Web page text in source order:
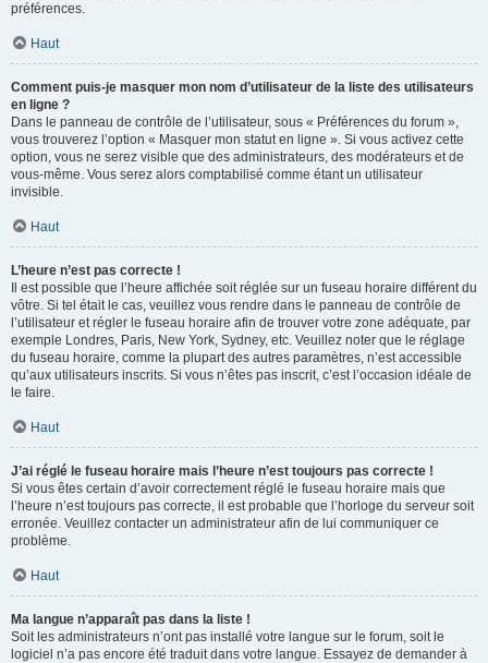
préférences.
Haut
Comment puis-je masquer mon nom d’utilisateur de la liste des utilisateurs
en ligne ?
Dans le panneau de contrôle de l’utilisateur, sous « Préférences du forum »,
vous trouverez l’option « Masquer mon statut en ligne ». Si vous activez cette
option, vous ne serez visible que des administrateurs, des modérateurs et de
vous-même. Vous serez alors comptabilisé comme étant un utilisateur
invisible.
Haut
L’heure n’est pas correcte !
Il est possible que l’heure affichée soit réglée sur un fuseau horaire différent du
vôtre. Si tel était le cas, veuillez vous rendre dans le panneau de contrôle de
l’utilisateur et régler le fuseau horaire afin de trouver votre zone adéquate, par
exemple Londres, Paris, New York, Sydney, etc. Veuillez noter que le réglage
du fuseau horaire, comme la plupart des autres paramètres, n’est accessible
qu’aux utilisateurs inscrits. Si vous n’êtes pas inscrit, c’est l’occasion idéale de
le faire.
Haut
J’ai réglé le fuseau horaire mais l’heure n’est toujours pas correcte !
Si vous êtes certain d’avoir correctement réglé le fuseau horaire mais que
l’heure n’est toujours pas correcte, il est probable que l’horloge du serveur soit
erronée. Veuillez contacter un administrateur afin de lui communiquer ce
problème.
Haut
Ma langue n’apparaît pas dans la liste !
Soit les administrateurs n’ont pas installé votre langue sur le forum, soit le
logiciel n’a pas encore été traduit dans votre langue. Essayez de demander à